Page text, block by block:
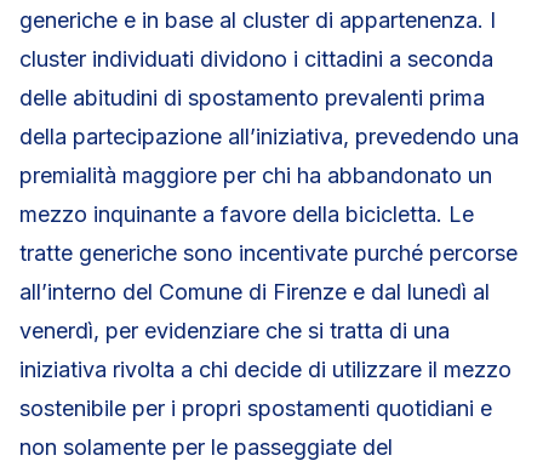
generiche e in base al cluster di appartenenza. I
cluster individuati dividono i cittadini a seconda
delle abitudini di spostamento prevalenti prima
della partecipazione all’iniziativa, prevedendo una
premialità maggiore per chi ha abbandonato un
mezzo inquinante a favore della bicicletta. Le
tratte generiche sono incentivate purché percorse
all’interno del Comune di Firenze e dal lunedì al
venerdì, per evidenziare che si tratta di una
iniziativa rivolta a chi decide di utilizzare il mezzo
sostenibile per i propri spostamenti quotidiani e
non solamente per le passeggiate del